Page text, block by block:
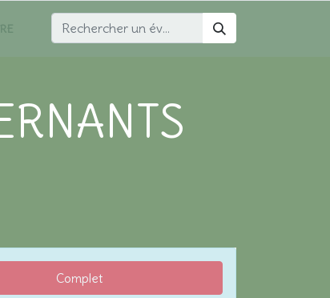
Complet